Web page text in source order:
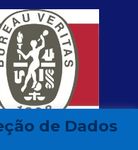
de Dados